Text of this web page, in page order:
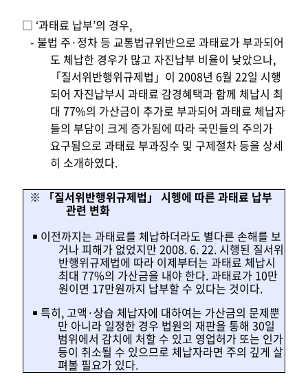
□ ‘과태료 납부’의 경우,
- 불법 주·정차 등 교통법규위반으로 과태료가 부과되어
도 체납한 경우가 많고 자진납부 비율이 낮았으나,
「질서위반행위규제법」이 2008년 6월 22일 시행
되어 자진납부시 과태료 감경혜택과 함께 체납시 최
대 77%의 가산금이 추가로 부과되어 과태료 체납자
들의 부담이 크게 증가됨에 따라 국민들의 주의가
요구됨으로 과태료 부과징수 및 구제절차 등을 상세
히 소개하였다.
※ 「질서위반행위규제법」 시헹에 따른 과태료 납부
관련 변화
￭ 이전까지는 과태료를 체납하더라도 별다른 손해를 보
거나 피해가 없었지만 2008. 6. 22. 시행된 질서위
반행위규제법에 따라 이제부터는 과태료 체납시
최대 77%의 가산금을 내야 한다. 과태료가 10만
원이면 17만원까지 납부할 수 있다는 것이다.
￭ 특히, 고액·상습 체납자에 대하여는 가산금의 문제뿐
만 아니라 일정한 경우 법원의 재판을 통해 30일
범위에서 감치에 처할 수 있고 영업허가 또는 인가
등이 취소될 수 있으므로 체납자라면 주의 깊게 살
펴볼 필요가 있다.